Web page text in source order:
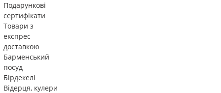
Подарункові
сертифікати
Товари з
експрес
доставкою
Барменський
посуд
Бірдекелі
Відерця, кулери